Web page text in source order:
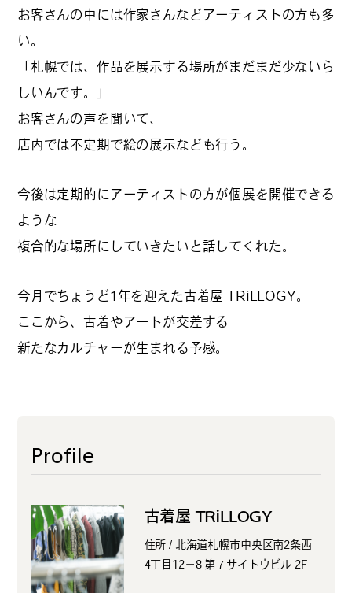
LAND公式サポーターはこちら
のマチの、一歩先を一緒に探してくれる仲間「サポー
ター」を募集中！公式LINEで編集部と直接チャットで
やりとりできる場所。おすすめのお店や特集してほし
い内容など何でも話そう。
お客さんの中には作家さんなどアーティストの方も多
い。
「札幌では、作品を展示する場所がまだまだ少ないら
しいんです。」
お客さんの声を聞いて、
店内では不定期で絵の展示なども行う。
今後は定期的にアーティストの方が個展を開催できる
ような
複合的な場所にしていきたいと話してくれた。
今月でちょうど1年を迎えた古着屋 TRiLLOGY。
ここから、古着やアートが交差する
新たなカルチャーが生まれる予感。
Profile
古着屋 TRiLLOGY
住所 / 北海道札幌市中央区南2条西
4丁目12−8 第７サイトウビル 2F